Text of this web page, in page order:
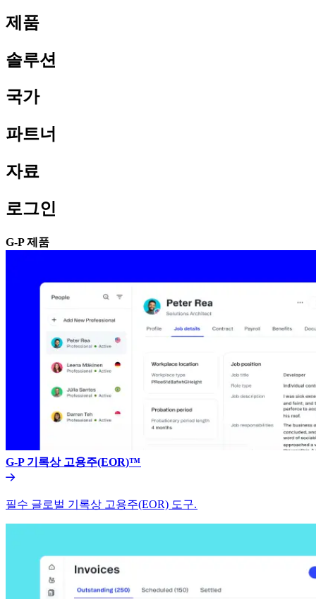
제품​​
솔루션​​
국가​​
파트너​​
자료​​
로그인​​
G-P 제품​​
G-P 기록상 고용주(EOR)™​​
필수 글로벌 기록상 고용주(EOR) 도구.​​